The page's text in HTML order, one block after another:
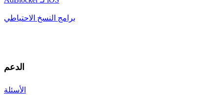
برامج النسخ الاحتياطي
الدعم
الأسئلة